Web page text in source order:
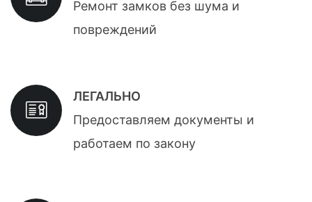
Ремонт замков без шума и
повреждений
ЛЕГАЛЬНО
Предоставляем документы и
работаем по закону